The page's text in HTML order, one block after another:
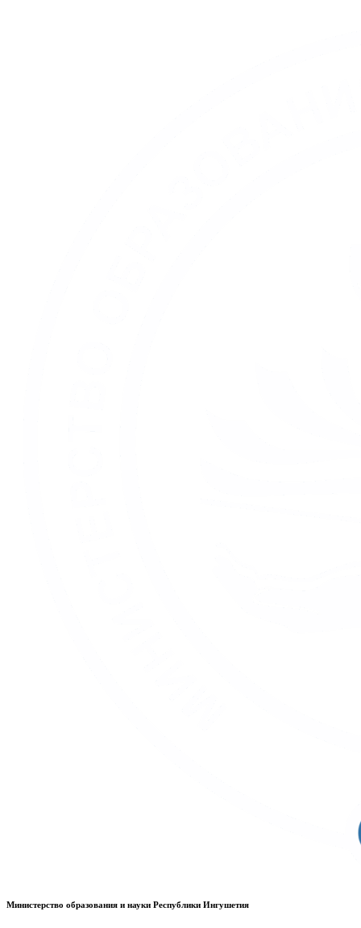
Министерство образования и науки Республики Ингушетия